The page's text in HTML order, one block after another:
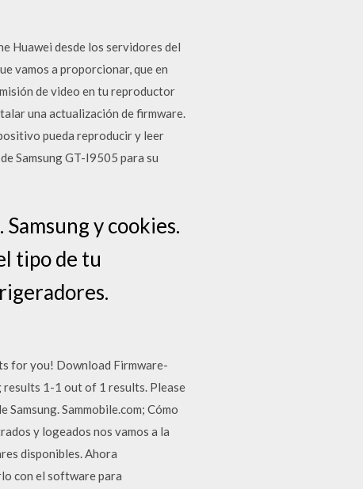
Huawei desde los servidores del
vamos a proporcionar, que en
de video en tu reproductor
una actualización de firmware.
pueda reproducir y leer
Samsung GT-I9505 para su
y cookies.
tipo de tu
for you! Download Firmware-
1-1 out of 1 results. Please
Sammobile.com; Cómo
y logeados nos vamos a la
disponibles. Ahora
con el software para